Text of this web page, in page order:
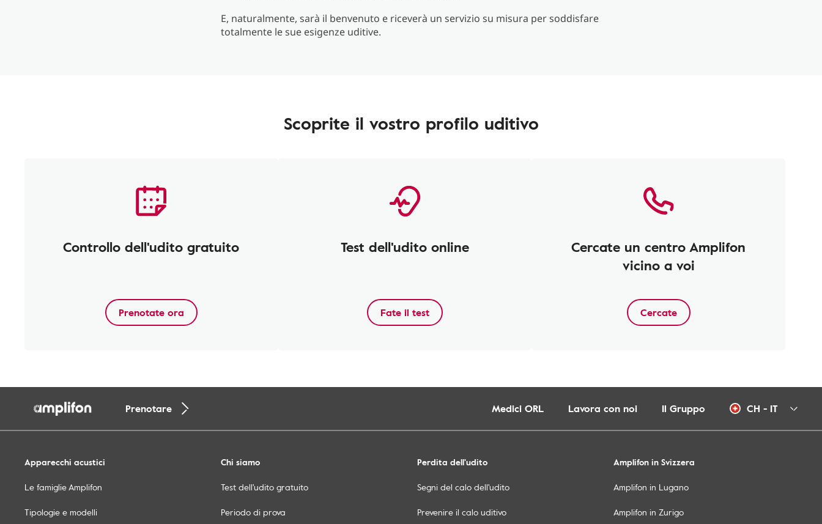
E, naturalmente, sarà il benvenuto e riceverà un servizio su misura per soddisfare
totalmente le sue esigenze uditive.
Scoprite il vostro profilo uditivo
Controllo dell'udito gratuito
Prenotate ora
Test dell'udito online
Fate il test
Cercate un centro Amplifon
vicino a voi
Cercate
Prenotare Medici ORL Lavora con noi Il Gruppo CH - IT
Apparecchi acustici
Le famiglie Amplifon
Tipologie e modelli
Chi siamo
Test dell'udito gratuito
Periodo di prova
Perdita dell'udito
Segni del calo dell'udito
Prevenire il calo uditivo
Amplifon in Svizzera
Amplifon in Lugano
Amplifon in Zurigo